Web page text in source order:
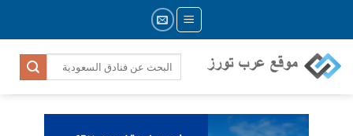
content